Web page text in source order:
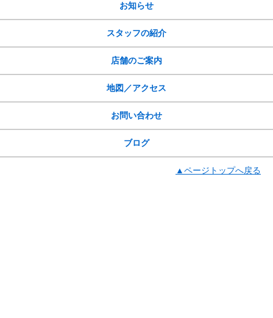
お知らせ
スタッフの紹介
店舗のご案内
地図／アクセス
お問い合わせ
ブログ
▲ページトップへ戻る